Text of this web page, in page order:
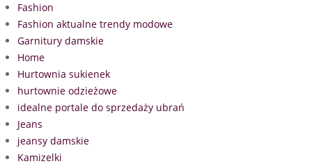
Fashion
Fashion aktualne trendy modowe
Garnitury damskie
Home
Hurtownia sukienek
hurtownie odzieżowe
idealne portale do sprzedaży ubrań
Jeans
jeansy damskie
Kamizelki